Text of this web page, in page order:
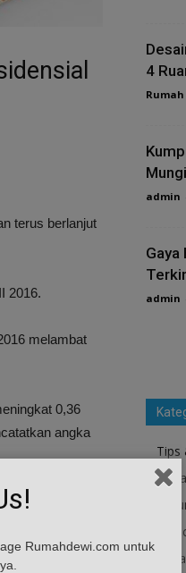
terus berlanjut
2016.
melambat
0,36
angka
yang
4
Rumah
admin
Gaya
admin
Tips
Rumahdewi.com untuk